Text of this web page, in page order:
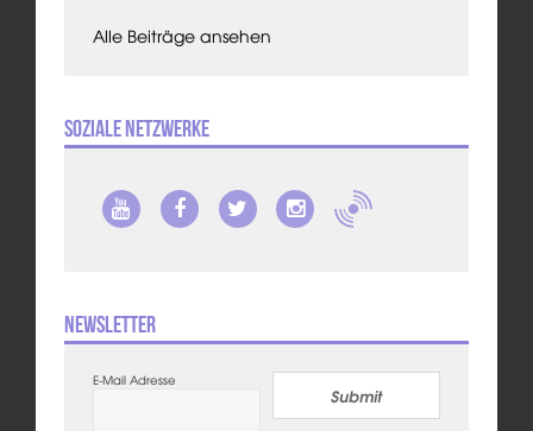
Alle Beiträge ansehen
Soziale Netzwerke
Newsletter
E-Mail Adresse
Submit